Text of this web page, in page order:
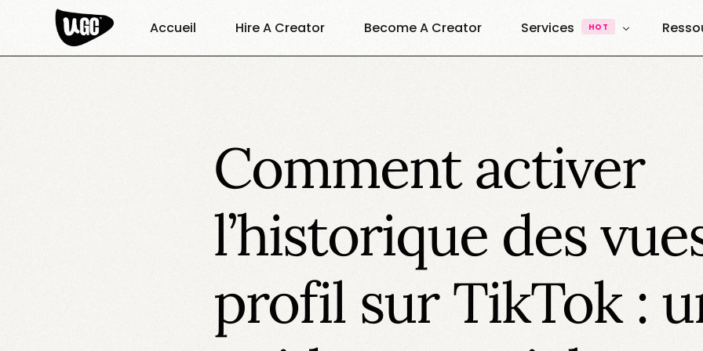
Accueil Hire A Creator Become A Creator Services HOT
Plateforme
Vibe Creators
Decouvrez nos formats
Elite Creators
Comment activer
l’historique des
profil sur TikTok :